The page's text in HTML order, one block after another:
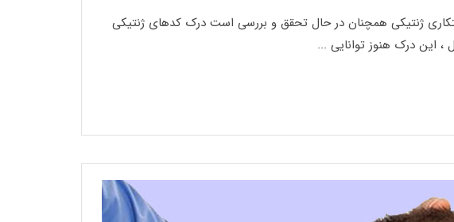
ژنتیکی همچنان در حال تحقق و بررسی است درک کدهای ژنتیکی
این درک هنوز توانایی ...